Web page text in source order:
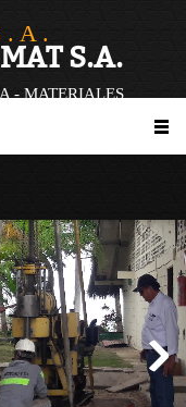
S.A.
- MATERIALES